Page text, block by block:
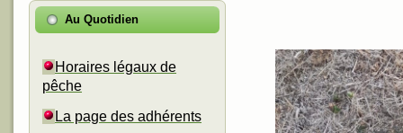
Au Quotidien
Horaires légaux de
pêche
La page des adhérents